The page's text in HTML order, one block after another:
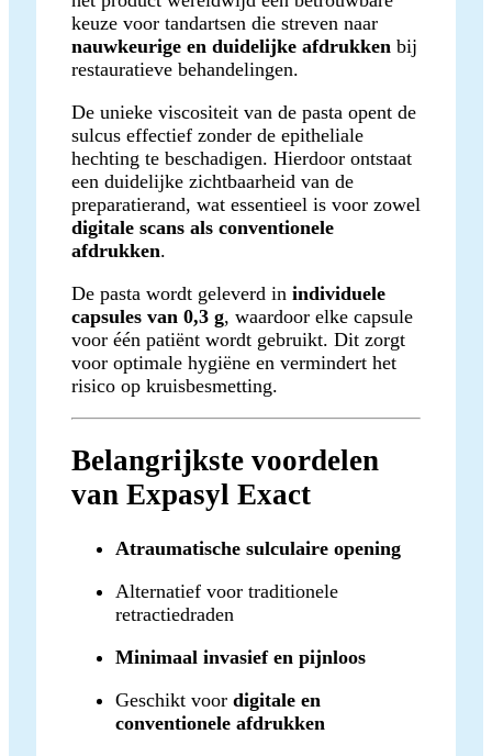
keuze voor tandartsen die streven naar
nauwkeurige en duidelijke afdrukken bij
restauratieve behandelingen.
De unieke viscositeit van de pasta opent de
sulcus effectief zonder de epitheliale
hechting te beschadigen. Hierdoor ontstaat
een duidelijke zichtbaarheid van de
preparatierand, wat essentieel is voor zowel
digitale scans als conventionele
afdrukken.
De pasta wordt geleverd in individuele
capsules van 0,3 g, waardoor elke capsule
voor één patiënt wordt gebruikt. Dit zorgt
voor optimale hygiëne en vermindert het
risico op kruisbesmetting.
Belangrijkste voordelen
van Expasyl Exact
Atraumatische sulculaire opening
Alternatief voor traditionele
retractiedraden
Minimaal invasief en pijnloos
Geschikt voor digitale en
conventionele afdrukken